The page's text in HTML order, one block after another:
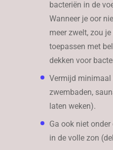
bacteriën in de
Wanneer je oor
meer zwelt, zou
toepassen met
dekken voor
Vermijd minimaal
zwembaden,
laten weken).
Ga ook niet
in de volle zon